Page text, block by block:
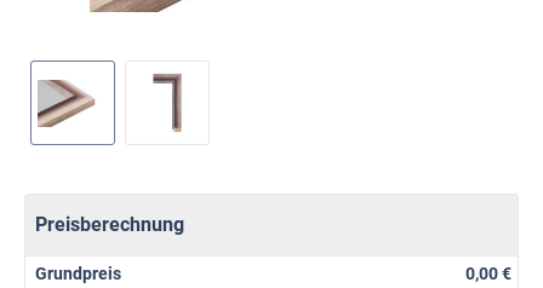
Preisberechnung
Grundpreis 0,00 €